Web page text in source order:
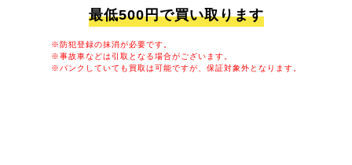
最低500円で買い取ります
※防犯登録の抹消が必要です。
※事故車などは引取となる場合がございます。
※パンクしていても買取は可能ですが、保証対象外となります。